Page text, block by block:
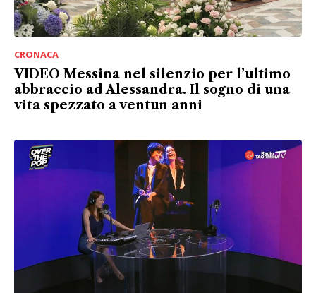
CRONACA
VIDEO Messina nel silenzio per l’ultimo
abbraccio ad Alessandra. Il sogno di una
vita spezzato a ventun anni